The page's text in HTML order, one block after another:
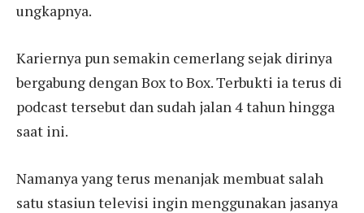
ungkapnya.
Kariernya pun semakin cemerlang sejak dirinya
bergabung dengan Box to Box. Terbukti ia terus di
podcast tersebut dan sudah jalan 4 tahun hingga
saat ini.
Namanya yang terus menanjak membuat salah
satu stasiun televisi ingin menggunakan jasanya